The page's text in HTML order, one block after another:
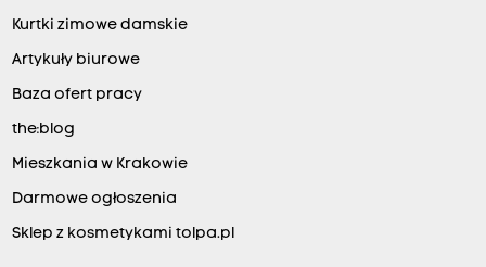
Kurtki zimowe damskie
Artykuły biurowe
Baza ofert pracy
the:blog
Mieszkania w Krakowie
Darmowe ogłoszenia
Sklep z kosmetykami tolpa.pl